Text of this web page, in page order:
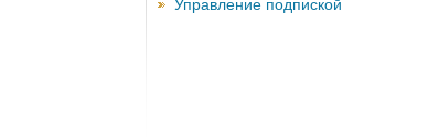
Управление подпиской